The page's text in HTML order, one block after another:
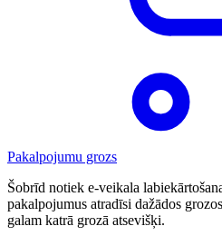
Pakalpojumu grozs
Šobrīd notiek e-veikala
pakalpojumus atradīsi dažādos
galam katrā grozā atsevišķi.